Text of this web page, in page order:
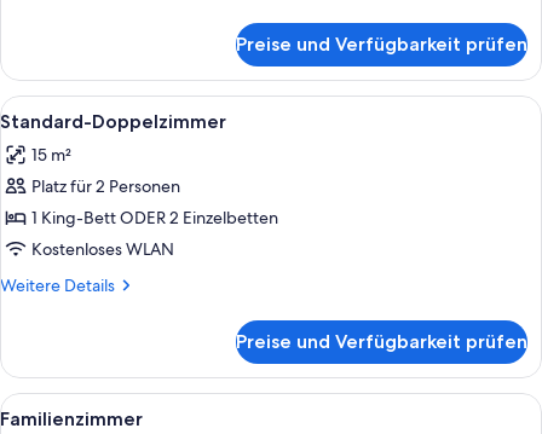
zur
Einzelnutzung,
1 Einzelbett
Preise und Verfügbarkeit prüfen
Alle
Fotos
für
Standard-
Doppelzimmer
anzeigen
Ein Balkon mit Korbstühlen und
8
Standard-Doppelzimmer
15 m²
Platz für 2 Personen
1 King-Bett ODER 2 Einzelbetten
Kostenloses WLAN
Weitere Details
Weitere
Doppelzimmer
Preise und Verfügbarkeit prüfen
Alle
Ein Hotelzimmer mit einem Bett,
8
Familienzimmer